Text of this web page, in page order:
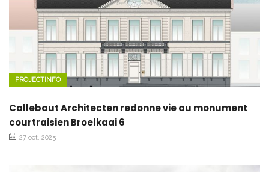
PROJECTINFO
Callebaut Architecten redonne vie au monument
courtraisien Broelkaai 6
27 oct. 2025